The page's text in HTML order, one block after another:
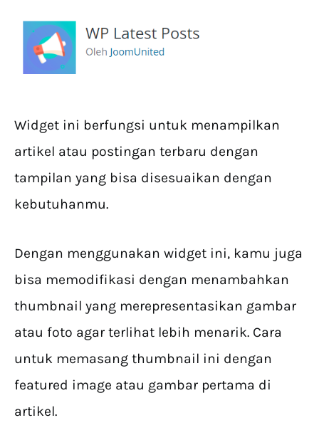
Widget ini berfungsi untuk menampilkan
artikel atau postingan terbaru dengan
tampilan yang bisa disesuaikan dengan
kebutuhanmu.
Dengan menggunakan widget ini, kamu juga
bisa memodifikasi dengan menambahkan
thumbnail yang merepresentasikan gambar
atau foto agar terlihat lebih menarik. Cara
untuk memasang thumbnail ini dengan
featured image atau gambar pertama di
artikel.